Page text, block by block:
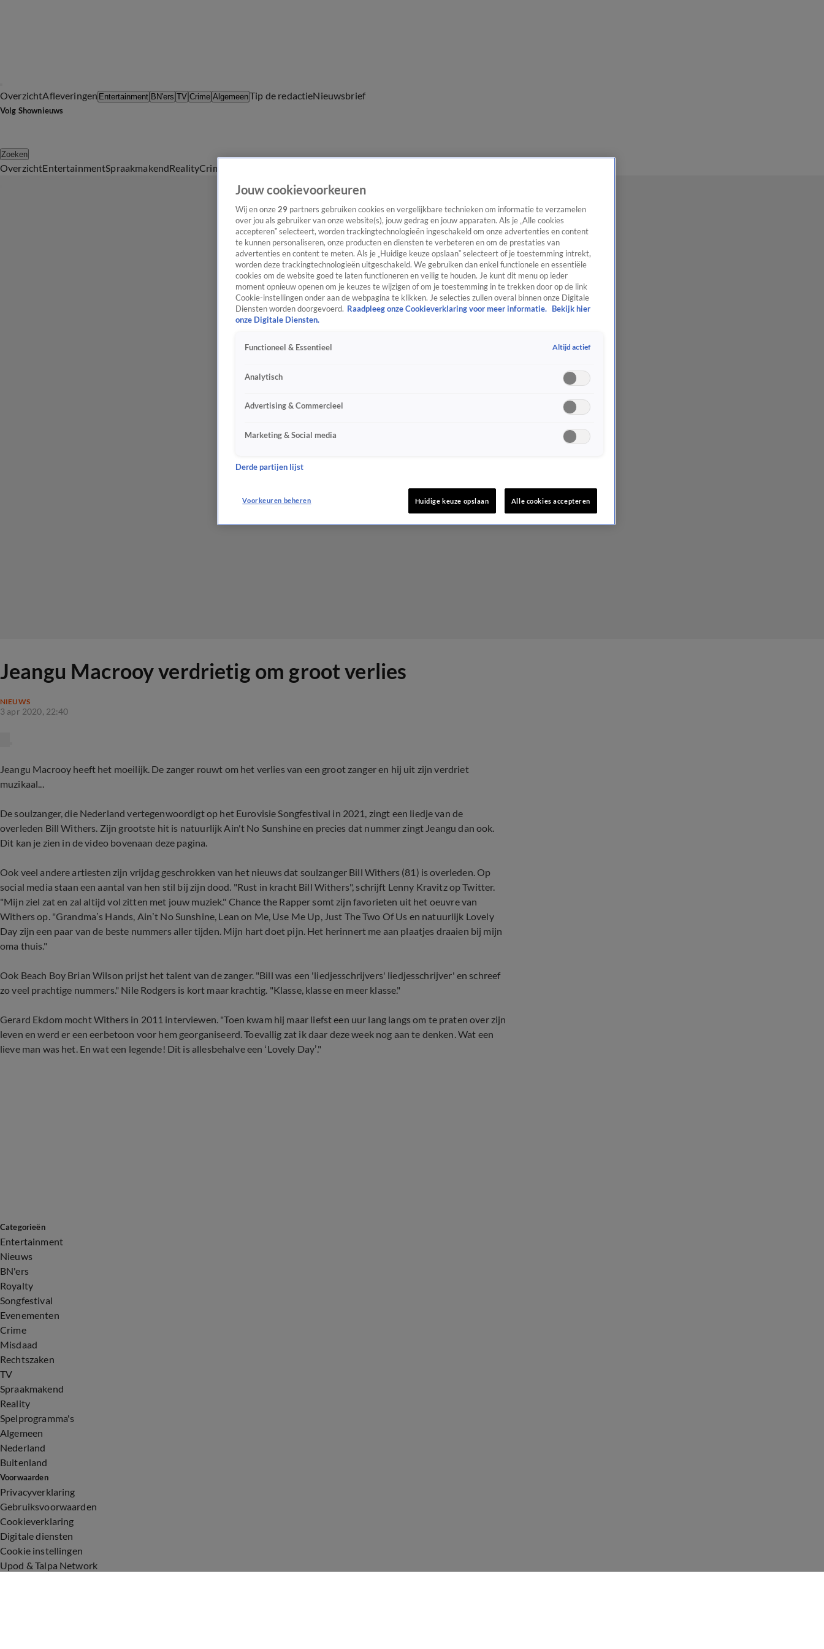
OverzichtAfleveringen Entertainment BN'ers TV Crime AlgemeenTip de redactieNieuwsbrief
Volg Shownieuws
Zoeken
OverzichtEntertainmentSpraakmakendRealityCrime
Jeangu Macrooy verdrietig om groot verlies
NIEUWS
3 apr 2020, 22:40
Jeangu Macrooy heeft het moeilijk. De zanger rouwt om het verlies van een groot zanger en hij uit zijn verdriet
muzikaal...
De soulzanger, die Nederland vertegenwoordigt op het Eurovisie Songfestival in 2021, zingt een liedje van de
overleden Bill Withers. Zijn grootste hit is natuurlijk Ain't No Sunshine en precies dat nummer zingt Jeangu dan ook.
Dit kan je zien in de video bovenaan deze pagina.
Ook veel andere artiesten zijn vrijdag geschrokken van het nieuws dat soulzanger Bill Withers (81) is overleden. Op
social media staan een aantal van hen stil bij zijn dood. "Rust in kracht Bill Withers", schrijft Lenny Kravitz op Twitter.
"Mijn ziel zat en zal altijd vol zitten met jouw muziek." Chance the Rapper somt zijn favorieten uit het oeuvre van
Withers op. "Grandma’s Hands, Ain’t No Sunshine, Lean on Me, Use Me Up, Just The Two Of Us en natuurlijk Lovely
Day zijn een paar van de beste nummers aller tijden. Mijn hart doet pijn. Het herinnert me aan plaatjes draaien bij mijn
oma thuis."
Ook Beach Boy Brian Wilson prijst het talent van de zanger. "Bill was een 'liedjesschrijvers' liedjesschrijver' en schreef
zo veel prachtige nummers." Nile Rodgers is kort maar krachtig. "Klasse, klasse en meer klasse."
Gerard Ekdom mocht Withers in 2011 interviewen. "Toen kwam hij maar liefst een uur lang langs om te praten over zijn
leven en werd er een eerbetoon voor hem georganiseerd. Toevallig zat ik daar deze week nog aan te denken. Wat een
lieve man was het. En wat een legende! Dit is allesbehalve een ‘Lovely Day’."
Categorieën
Entertainment
Nieuws
BN'ers
Royalty
Songfestival
Evenementen
Crime
Misdaad
Rechtszaken
TV
Spraakmakend
Reality
Spelprogramma's
Algemeen
Nederland
Buitenland
Voorwaarden
Privacyverklaring
Gebruiksvoorwaarden
Cookieverklaring
Digitale diensten
Cookie instellingen
Upod & Talpa Network
Jouw cookievoorkeuren
Wij en onze 29 partners gebruiken cookies en vergelijkbare technieken om informatie te verzamelen
over jou als gebruiker van onze website(s), jouw gedrag en jouw apparaten. Als je „Alle cookies
accepteren” selecteert, worden trackingtechnologieën ingeschakeld om onze advertenties en content
te kunnen personaliseren, onze producten en diensten te verbeteren en om de prestaties van
advertenties en content te meten. Als je „Huidige keuze opslaan” selecteert of je toestemming intrekt,
worden deze trackingtechnologieën uitgeschakeld. We gebruiken dan enkel functionele en essentiële
cookies om de website goed te laten functioneren en veilig te houden. Je kunt dit menu op ieder
moment opnieuw openen om je keuzes te wijzigen of om je toestemming in te trekken door op de link
Cookie-instellingen onder aan de webpagina te klikken. Je selecties zullen overal binnen onze Digitale
Diensten worden doorgevoerd. Raadpleeg onze Cookieverklaring voor meer informatie.
Bekijk hier
onze Digitale Diensten.
Functioneel & Essentieel Altijd actief
Analytisch
Advertising & Commercieel
Marketing & Social media
Derde partijen lijst
Voorkeuren beheren Huidige keuze opslaan Alle cookies accepteren